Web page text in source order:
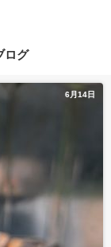
ログ
6月14日